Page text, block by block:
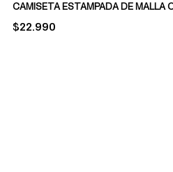
PRICE:
$22.990